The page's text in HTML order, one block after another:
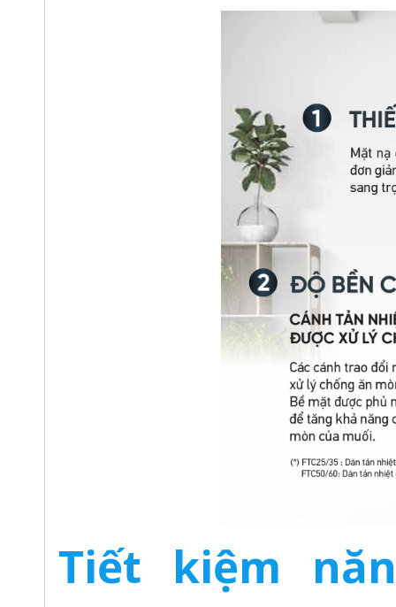
Tiết kiệm